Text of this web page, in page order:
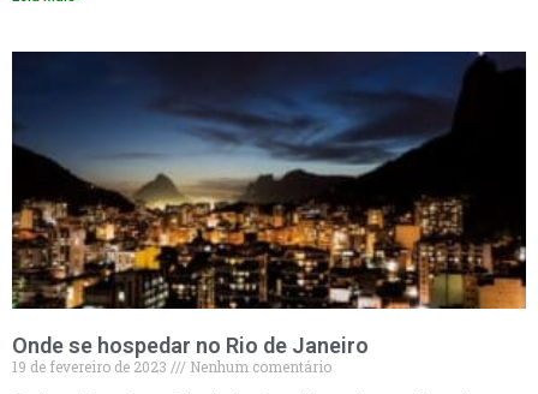
Onde se hospedar no Rio de Janeiro
19 de fevereiro de 2023
Nenhum comentário